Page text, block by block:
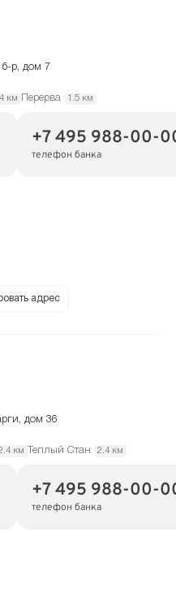
б-р, дом 7
км Перерва 1.5 км
+7 495 988-00-
телефон банка
адрес
дом 36
км Теплый Стан 2.4 км
+7 495 988-00-
телефон банка